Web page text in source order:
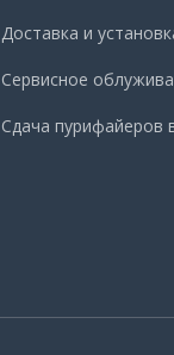
Доставка и
Сервисное
Сдача пурифайеров